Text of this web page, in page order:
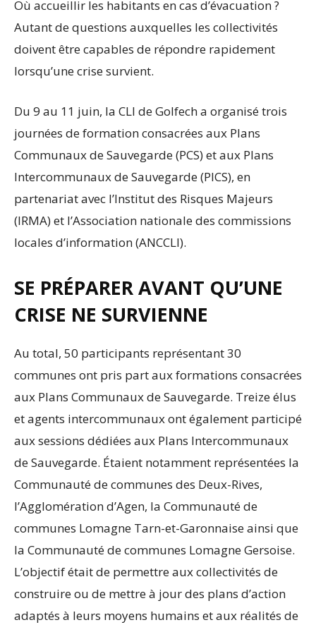
Où accueillir les habitants en cas d’évacuation ?
Autant de questions auxquelles les collectivités
doivent être capables de répondre rapidement
lorsqu’une crise survient.
Du 9 au 11 juin, la CLI de Golfech a organisé trois
journées de formation consacrées aux Plans
Communaux de Sauvegarde (PCS) et aux Plans
Intercommunaux de Sauvegarde (PICS), en
partenariat avec l’Institut des Risques Majeurs
(IRMA) et l’Association nationale des commissions
locales d’information (ANCCLI).
SE PRÉPARER AVANT QU’UNE
CRISE NE SURVIENNE
Au total, 50 participants représentant 30
communes ont pris part aux formations consacrées
aux Plans Communaux de Sauvegarde. Treize élus
et agents intercommunaux ont également participé
aux sessions dédiées aux Plans Intercommunaux
de Sauvegarde. Étaient notamment représentées la
Communauté de communes des Deux-Rives,
l’Agglomération d’Agen, la Communauté de
communes Lomagne Tarn-et-Garonnaise ainsi que
la Communauté de communes Lomagne Gersoise.
L’objectif était de permettre aux collectivités de
construire ou de mettre à jour des plans d’action
adaptés à leurs moyens humains et aux réalités de